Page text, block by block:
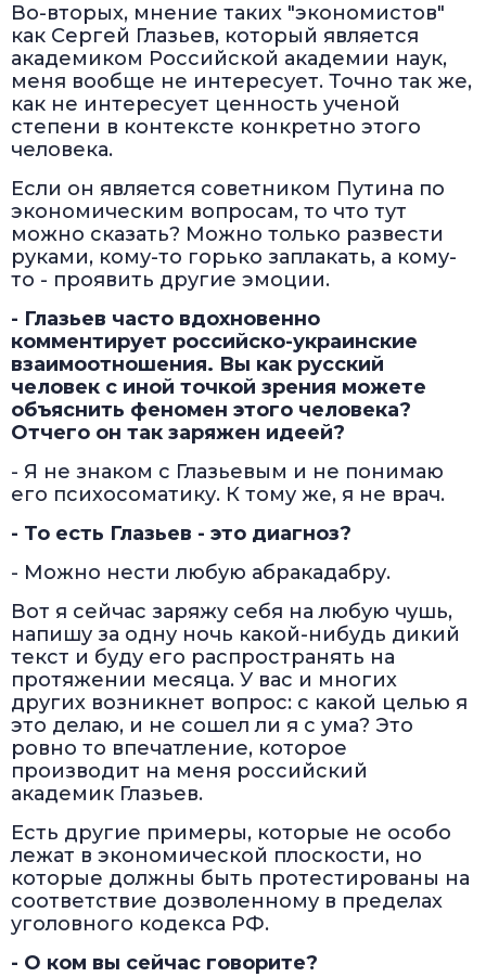
Во-вторых, мнение таких "экономистов"
как Сергей Глазьев, который является
академиком Российской академии наук,
меня вообще не интересует. Точно так же,
как не интересует ценность ученой
степени в контексте конкретно этого
человека.
Если он является советником Путина по
экономическим вопросам, то что тут
можно сказать? Можно только развести
руками, кому-то горько заплакать, а кому-
то - проявить другие эмоции.
- Глазьев часто вдохновенно
комментирует российско-украинские
взаимоотношения. Вы как русский
человек с иной точкой зрения можете
объяснить феномен этого человека?
Отчего он так заряжен идеей?
- Я не знаком с Глазьевым и не понимаю
его психосоматику. К тому же, я не врач.
- То есть Глазьев - это диагноз?
- Можно нести любую абракадабру.
Вот я сейчас заряжу себя на любую чушь,
напишу за одну ночь какой-нибудь дикий
текст и буду его распространять на
протяжении месяца. У вас и многих
других возникнет вопрос: с какой целью я
это делаю, и не сошел ли я с ума? Это
ровно то впечатление, которое
производит на меня российский
академик Глазьев.
Есть другие примеры, которые не особо
лежат в экономической плоскости, но
которые должны быть протестированы на
соответствие дозволенному в пределах
уголовного кодекса РФ.
- О ком вы сейчас говорите?